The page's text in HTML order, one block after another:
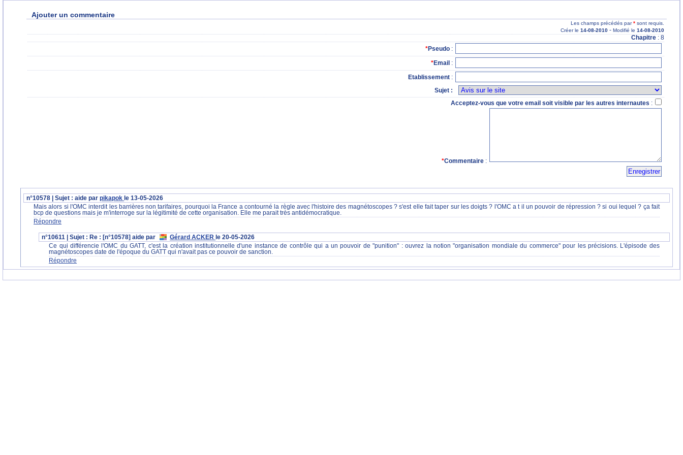
Ajouter un commentaire
Les champs précédés par* sont requis.
Créer le 14-08-2010 - Modifié le 14-08-2010
Chapitre : 8
*Pseudo :
*Email :
Etablissement :
Sujet :
Acceptez-vous que votre email soit visible par les autres internautes :
*Commentaire:
n°10578 | Sujet : aide parpikapok le 13-05-2026
Mais alors si l'OMC interdit les barrières non tarifaires, pourquoi la France a contourné la règle avec l'histoire des magnétoscopes ? s'est elle fait taper sur les doigts ? l'OMC a t il un pouvoir de répression ? si oui lequel ? ça fait
bcp de questions mais je m'interroge sur la légitimité de cette organisation. Elle me parait très antidémocratique.
Répondre
n°10611 | Sujet : Re : [n°10578] aide par Gérard ACKER le 20-05-2026
Ce qui différencie l'OMC du GATT, c'est la création institutionnelle d'une instance de contrôle qui a un pouvoir de "punition" : ouvrez la notion "organisation mondiale du commerce" pour les précisions. L'épisode des
magnétoscopes date de l'époque du GATT qui n'avait pas ce pouvoir de sanction.
Répondre